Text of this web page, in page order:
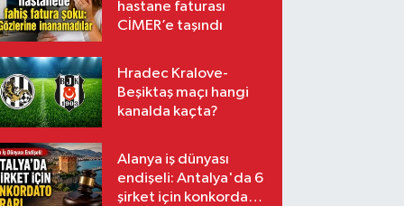
hastane faturası
CİMER’e taşındı
Hradec Kralove-
Beşiktaş maçı hangi
kanalda kaçta?
Alanya iş dünyası
endişeli: Antalya'da 6
şirket için konkordato